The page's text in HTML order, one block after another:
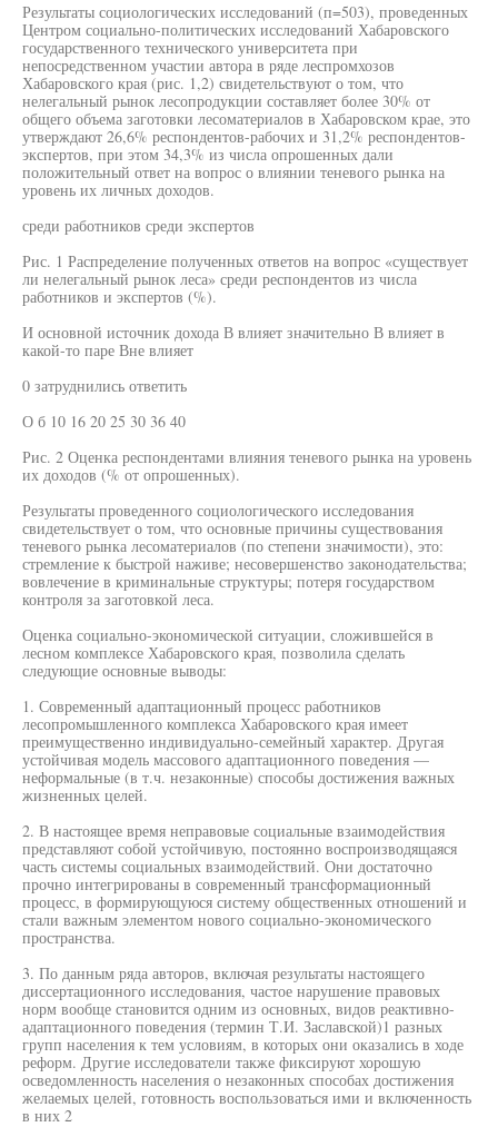
Результаты социологических исследований (п=503), проведенных
Центром социально-политических исследований Хабаровского
государственного технического университета при
непосредственном участии автора в ряде леспромхозов
Хабаровского края (рис. 1,2) свидетельствуют о том, что
нелегальный рынок лесопродукции составляет более 30% от
общего объема заготовки лесоматериалов в Хабаровском крае, это
утверждают 26,6% респондентов-рабочих и 31,2% респондентов-
экспертов, при этом 34,3% из числа опрошенных дали
положительный ответ на вопрос о влиянии теневого рынка на
уровень их личных доходов.
среди работников среди экспертов
Рис. 1 Распределение полученных ответов на вопрос «существует
ли нелегальный рынок леса» среди респондентов из числа
работников и экспертов (%).
И основной источник дохода В влияет значительно В влияет в
какой-то паре Вне влияет
0 затруднились ответить
О б 10 16 20 25 30 36 40
Рис. 2 Оценка респондентами влияния теневого рынка на уровень
их доходов (% от опрошенных).
Результаты проведенного социологического исследования
свидетельствует о том, что основные причины существования
теневого рынка лесоматериалов (по степени значимости), это:
стремление к быстрой наживе; несовершенство законодательства;
вовлечение в криминальные структуры; потеря государством
контроля за заготовкой леса.
Оценка социально-экономической ситуации, сложившейся в
лесном комплексе Хабаровского края, позволила сделать
следующие основные выводы:
1. Современный адаптационный процесс работников
лесопромышленного комплекса Хабаровского края имеет
преимущественно индивидуально-семейный характер. Другая
устойчивая модель массового адаптационного поведения —
неформальные (в т.ч. незаконные) способы достижения важных
жизненных целей.
2. В настоящее время неправовые социальные взаимодействия
представляют собой устойчивую, постоянно воспроизводящаяся
часть системы социальных взаимодействий. Они достаточно
прочно интегрированы в современный трансформационный
процесс, в формирующуюся систему общественных отношений и
стали важным элементом нового социально-экономического
пространства.
3. По данным ряда авторов, включая результаты настоящего
диссертационного исследования, частое нарушение правовых
норм вообще становится одним из основных, видов реактивно-
адаптационного поведения (термин Т.И. Заславской)1 разных
групп населения к тем условиям, в которых они оказались в ходе
реформ. Другие исследователи также фиксируют хорошую
осведомленность населения о незаконных способах достижения
желаемых целей, готовность воспользоваться ими и включенность
в них 2